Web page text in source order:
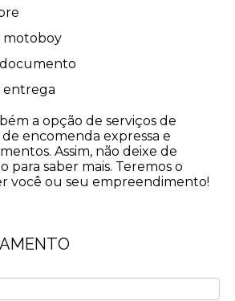
motoboy
documento
entrega
a opção de serviços de
encomenda expressa e
Assim, não deixe de
para saber mais. Teremos o
você ou seu empreendimento!